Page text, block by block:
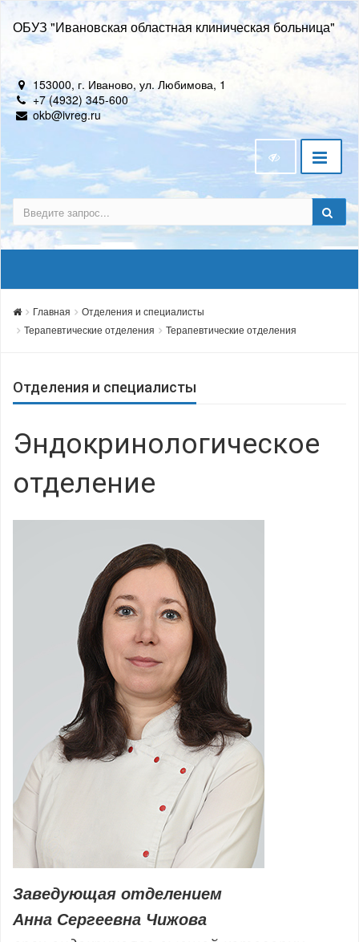
ОБУЗ "Ивановская областная клиническая больница"
153000, г. Иваново, ул. Любимова, 1
+7 (4932) 345-600
okb@ivreg.ru
Главная
Отделения и специалисты
Терапевтические отделения
Терапевтические отделения
Отделения и специалисты
Эндокринологическое
отделение
Заведующая отделением
Анна Сергеевна Чижова